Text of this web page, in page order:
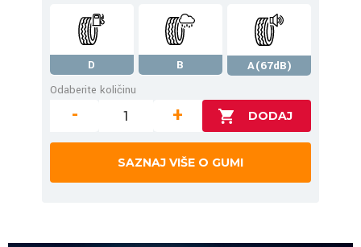
D B
A(67dB)
Odaberite količinu
- +
SAZNAJ VIŠE O GUMI